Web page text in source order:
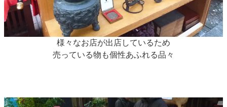
様々なお店が出店しているため
売っている物も個性あふれる品々